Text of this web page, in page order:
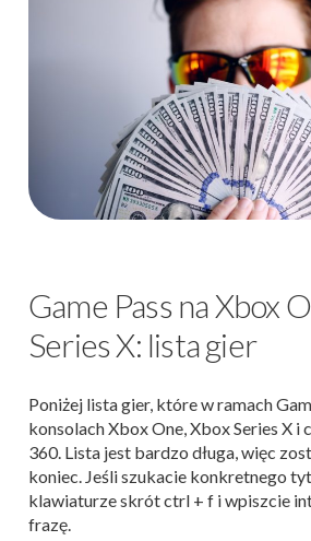
Game Pass na Xbox
Series X: lista gier
Poniżej lista gier, które w ramach
konsolach Xbox One, Xbox Series X i
360. Lista jest bardzo długa, więc
koniec. Jeśli szukacie konkretnego
klawiaturze skrót ctrl + f i wpiszcie
frazę.